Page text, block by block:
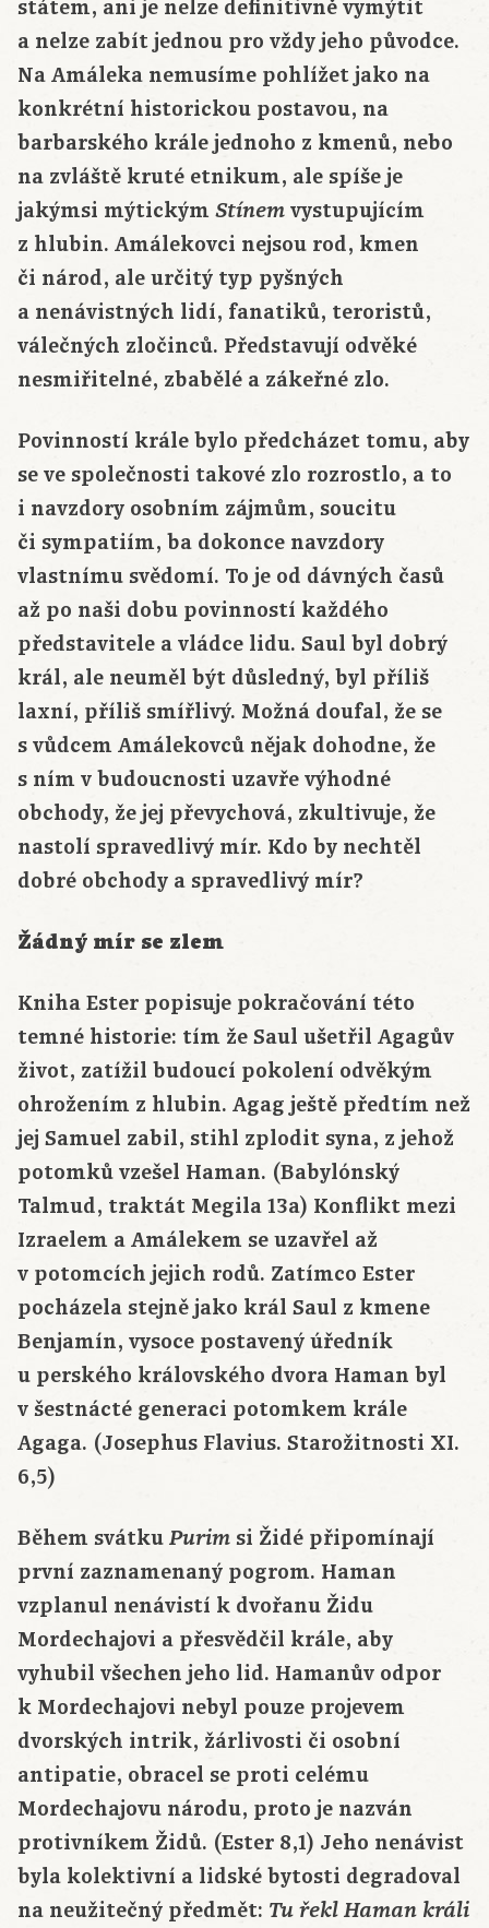
státem, ani je nelze definitivně vymýtit
a nelze zabít jednou pro vždy jeho původce.
Na Amáleka nemusíme pohlížet jako na
konkrétní historickou postavou, na
barbarského krále jednoho z kmenů, nebo
na zvláště kruté etnikum, ale spíše je
jakýmsi mýtickým Stínem vystupujícím
z hlubin. Amálekovci nejsou rod, kmen
či národ, ale určitý typ pyšných
a nenávistných lidí, fanatiků, teroristů,
válečných zločinců. Představují odvěké
nesmiřitelné, zbabělé a zákeřné zlo.
Povinností krále bylo předcházet tomu, aby
se ve společnosti takové zlo rozrostlo, a to
i navzdory osobním zájmům, soucitu
či sympatiím, ba dokonce navzdory
vlastnímu svědomí. To je od dávných časů
až po naši dobu povinností každého
představitele a vládce lidu. Saul byl dobrý
král, ale neuměl být důsledný, byl příliš
laxní, příliš smířlivý. Možná doufal, že se
s vůdcem Amálekovců nějak dohodne, že
s ním v budoucnosti uzavře výhodné
obchody, že jej převychová, zkultivuje, že
nastolí spravedlivý mír. Kdo by nechtěl
dobré obchody a spravedlivý mír?
Žádný mír se zlem
Kniha Ester popisuje pokračování této
temné historie: tím že Saul ušetřil Agagův
život, zatížil budoucí pokolení odvěkým
ohrožením z hlubin. Agag ještě předtím než
jej Samuel zabil, stihl zplodit syna, z jehož
potomků vzešel Haman. (Babylónský
Talmud, traktát Megila 13a) Konflikt mezi
Izraelem a Amálekem se uzavřel až
v potomcích jejich rodů. Zatímco Ester
pocházela stejně jako král Saul z kmene
Benjamín, vysoce postavený úředník
u perského královského dvora Haman byl
v šestnácté generaci potomkem krále
Agaga. (Josephus Flavius. Starožitnosti XI.
6,5)
Během svátku Purim si Židé připomínají
první zaznamenaný pogrom. Haman
vzplanul nenávistí k dvořanu Židu
Mordechajovi a přesvědčil krále, aby
vyhubil všechen jeho lid. Hamanův odpor
k Mordechajovi nebyl pouze projevem
dvorských intrik, žárlivosti či osobní
antipatie, obracel se proti celému
Mordechajovu národu, proto je nazván
protivníkem Židů. (Ester 8,1) Jeho nenávist
byla kolektivní a lidské bytosti degradoval
na neužitečný předmět: Tu řekl Haman králi